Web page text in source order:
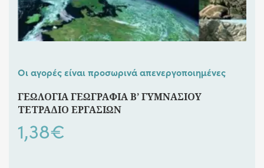
Οι αγορές είναι προσωρινά απενεργοποιημένες
ΓΕΩΛΟΓΙΑ ΓΕΩΓΡΑΦΙΑ Β’ ΓΥΜΝΑΣΙΟΥ
ΤΕΤΡΑΔΙΟ ΕΡΓΑΣΙΩΝ
1,38€